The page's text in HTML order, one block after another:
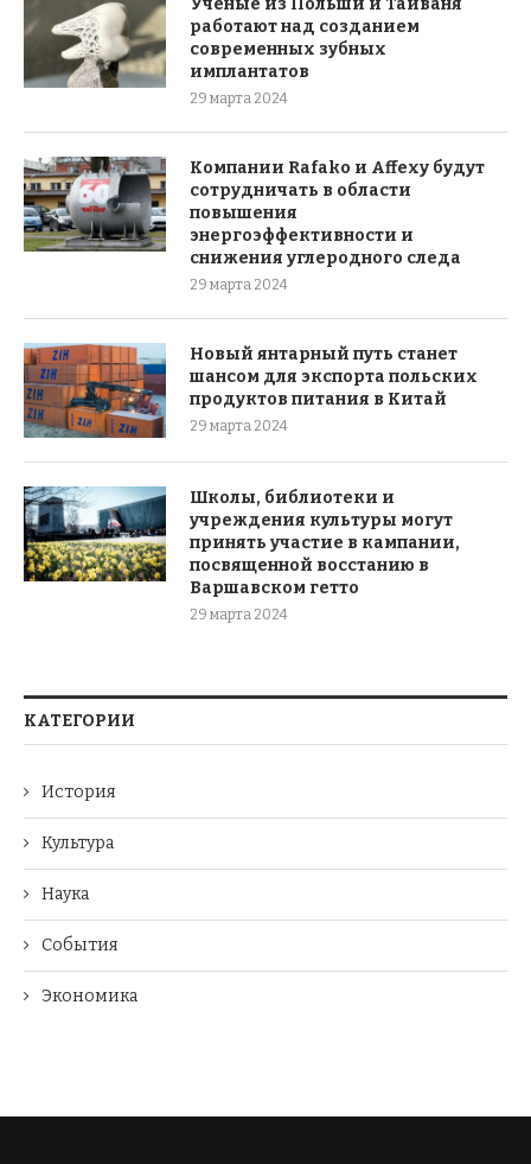
Ученые из Польши и Тайваня
работают над созданием
современных зубных
имплантатов
29 марта 2024
Компании Rafako и Affexy будут
сотрудничать в области
повышения
энергоэффективности и
снижения углеродного следа
29 марта 2024
Новый янтарный путь станет
шансом для экспорта польских
продуктов питания в Китай
29 марта 2024
Школы, библиотеки и
учреждения культуры могут
принять участие в кампании,
посвященной восстанию в
Варшавском гетто
29 марта 2024
КАТЕГОРИИ
История
Культура
Наука
События
Экономика